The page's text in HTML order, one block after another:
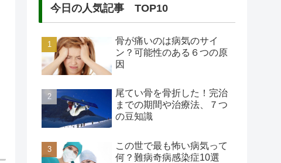
今日の人気記事 TOP10
骨が痛いのは病気のサイ
ン？可能性のある６つの原
因
尾てい骨を骨折した！完治
までの期間や治療法、７つ
の豆知識
この世で最も怖い病気って
何？難病奇病感染症10選